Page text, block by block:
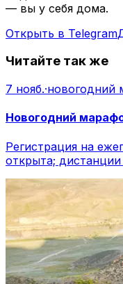
— вы у себя дома.
Открыть в Telegram
Читайте так же
7 нояб.·новогодний
Новогодний
Регистрация на
открыта;